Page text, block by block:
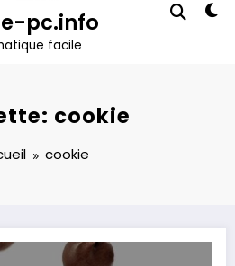
pc.info
facile
cookie
cookie